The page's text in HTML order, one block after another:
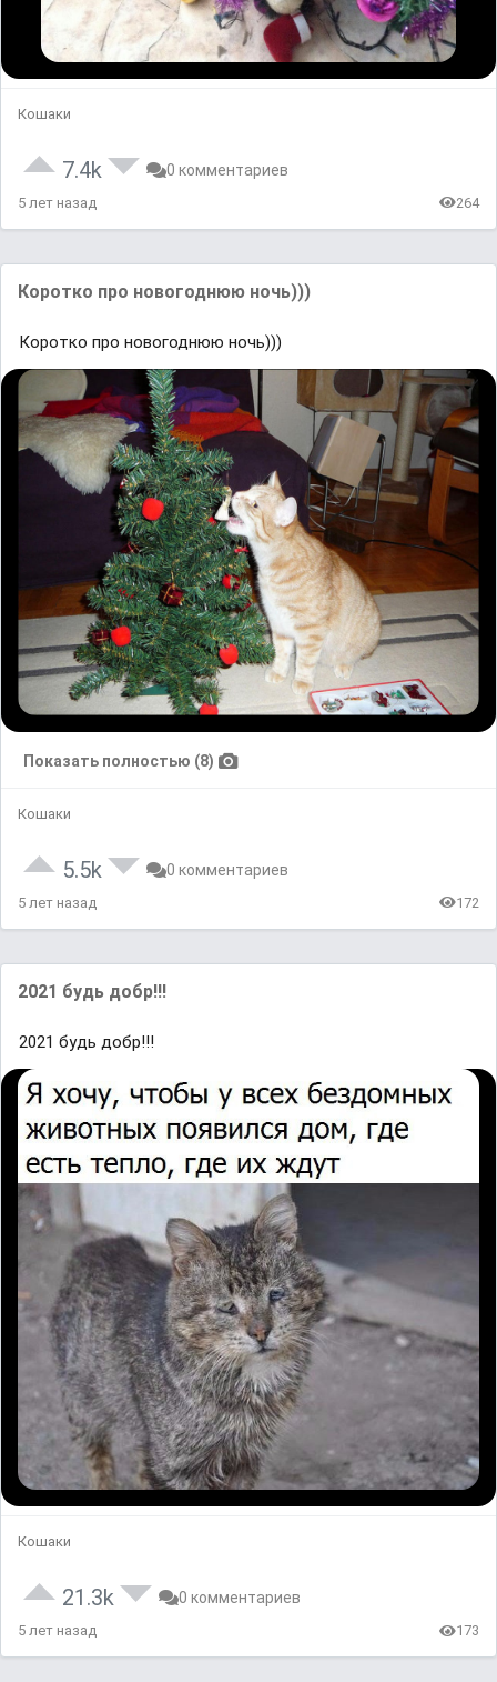
Кошаки
7.4k 0 комментариев
5 лет назад 264
Коротко про новогоднюю ночь)))
Коротко про новогоднюю ночь)))
Показать полностью (8)
Кошаки
5.5k 0 комментариев
5 лет назад 172
2021 будь добр!!!
2021 будь добр!!!
Кошаки
21.3k 0 комментариев
5 лет назад 173